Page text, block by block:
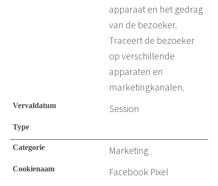
apparaat en het gedrag
van de bezoeker.
Traceert de bezoeker
op verschillende
apparaten en
marketingkanalen.
Session
Marketing
Facebook Pixel